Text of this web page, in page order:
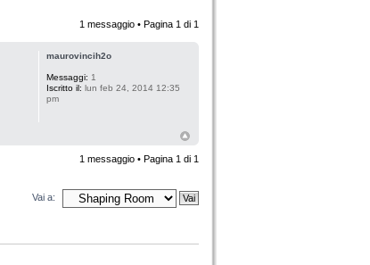
1 messaggio • Pagina 1 di 1
maurovincih2o
Messaggi: 1
Iscritto il: lun feb 24, 2014 12:35
pm
1 messaggio • Pagina 1 di 1
Vai a: